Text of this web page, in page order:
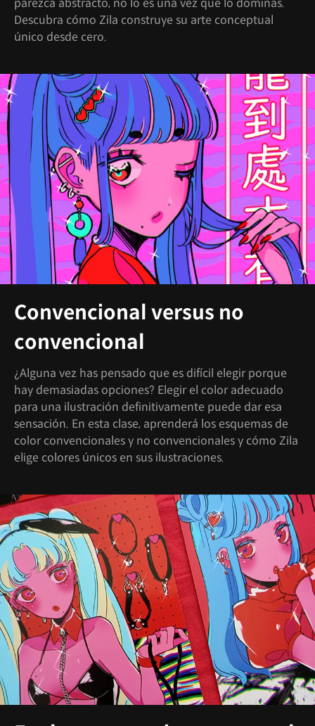
parezca abstracto, no lo es una vez que lo dominas.
Descubra cómo Zila construye su arte conceptual
único desde cero.
Convencional versus no
convencional
¿Alguna vez has pensado que es difícil elegir porque
hay demasiadas opciones? Elegir el color adecuado
para una ilustración definitivamente puede dar esa
sensación. En esta clase, aprenderá los esquemas de
color convencionales y no convencionales y cómo Zila
elige colores únicos en sus ilustraciones.